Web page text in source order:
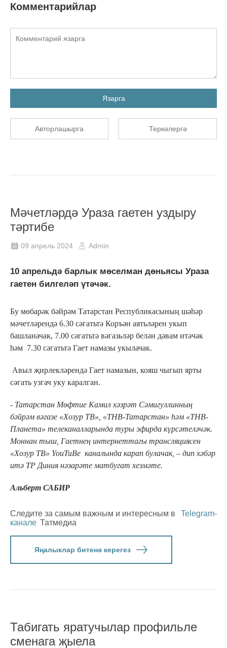
Комментарийлар
Язарга
Авторлашырга Теркәлергә
Мәчетләрдә Ураза гаетен уздыру
тәртибе
09 апрель 2024 Admin
10 апрельдә барлык мөселман дөньясы Ураза
гаетен билгеләп үтәчәк.
Бу мөбарәк бәйрәм Татарстан Республикасының шәһәр
мәчетләрендә 6.30 сәгатьтә Коръән аятьләрен укып
башланачак, 7.00 сәгатьтә вәгазьләр белән дәвам итәчәк
һәм 7.30 сәгатьтә Гает намазы укылачак.
Авыл җирлекләрендә Гает намазын, кояш чыгып ярты
сәгать узгач уку каралган.
- Татарстан Мөфтие Камил хәзрәт Сәмигуллинның
бәйрәм вәгазе «Хозур ТВ», «ТНВ-Татарстан» һәм «ТНВ-
Планета» телеканалларында туры эфирда күрсәтеләчәк.
Моннан тыш, Гаетнең интернеттагы трансляциясен
«Хозур ТВ» YouTuBe каналында карап булачак, – дип хәбәр
итә ТР Диния нәзарәте матбугат хезмәте.
Альберт САБИР
Следите за самым важным и интересным в
Telegram-
канале Татмедиа
Яңалыклар битенә керегез
Табигать яратучылар профильле
сменага җыела